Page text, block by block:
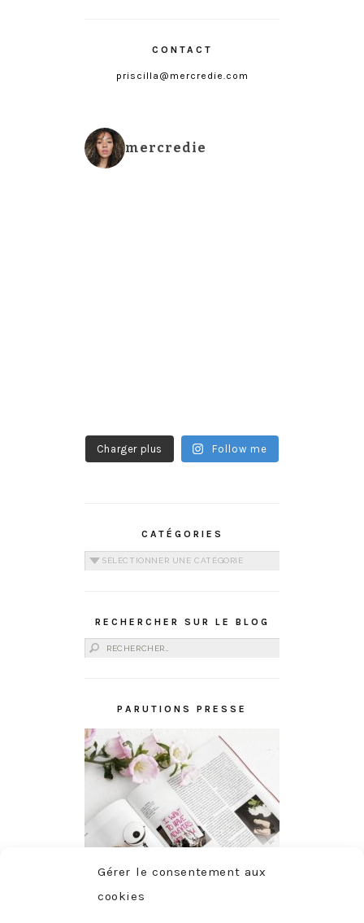
Gérer le consentement aux
cookies
CONTACT
priscilla@mercredie.com
mercredie
Charger plus Follow me
CATÉGORIES
Catégories
RECHERCHER SUR LE BLOG
Rechercher :
PARUTIONS PRESSE